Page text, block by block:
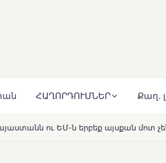
ՀԱՂՈՐԴՈՒՄՆԵՐ Քաղ.
չեն եղել» HOT Լեռնահովիտի